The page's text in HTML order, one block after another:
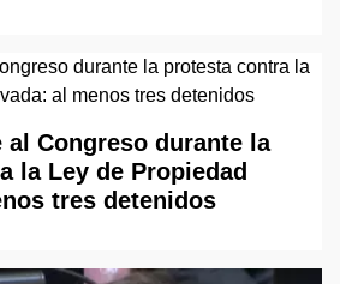
al Congreso durante la
la Ley de Propiedad
tres detenidos